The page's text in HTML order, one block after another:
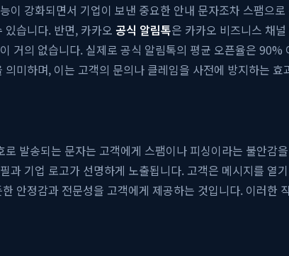
강화되면서 기업이 보낸 중요한 안내 문자조차 스팸으
습니다. 반면, 카카오 공식 알림톡은 카카오 비즈니스 채
거의 없습니다. 실제로 공식 알림톡의 평균 오픈율은
미하며, 이는 고객의 문의나 클레임을 사전에 방지하는 효
발송되는 문자는 고객에게 스팸이나 피싱이라는 불안감
기업 로고가 선명하게 노출됩니다. 고객은 메시지를 열
안정감과 전문성을 고객에게 제공하는 것입니다. 이러한